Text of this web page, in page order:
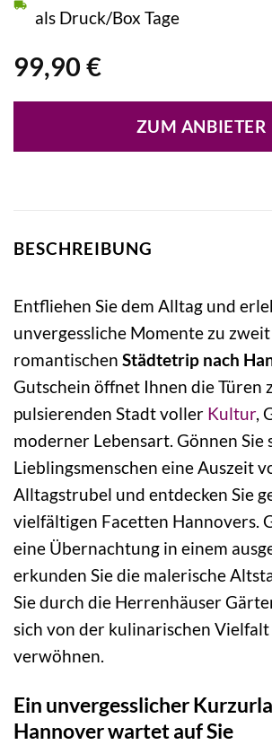
99,90 €
als Druck/Box Tage
ZUM ANBIETER
BESCHREIBUNG
Entfliehen Sie dem Alltag und
unvergessliche Momente zu
romantischen Städtetrip nach
Gutschein öffnet Ihnen die Türen
pulsierenden Stadt voller Kultur,
moderner Lebensart. Gönnen Sie
Lieblingsmenschen eine Auszeit
Alltagstrubel und entdecken Sie
vielfältigen Facetten Hannovers.
eine Übernachtung in einem
erkunden Sie die malerische
Sie durch die Herrenhäuser
sich von der kulinarischen
verwöhnen.
Ein unvergesslicher
Hannover wartet auf Sie